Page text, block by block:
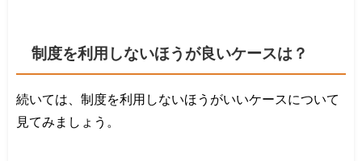
制度を利用しないほうが良いケースは？
続いては、制度を利用しないほうがいいケースについて
見てみましょう。